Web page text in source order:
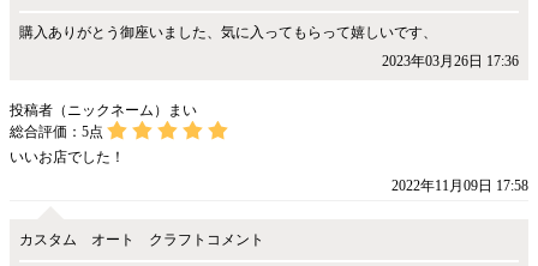
購入ありがとう御座いました、気に入ってもらって嬉しいです、
2023年03月26日 17:36
投稿者（ニックネーム）まい
総合評価： 5点
いいお店でした！
2022年11月09日 17:58
カスタム オート クラフトコメント